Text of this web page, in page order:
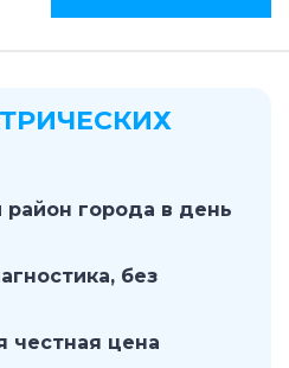
города в день
без
честная цена